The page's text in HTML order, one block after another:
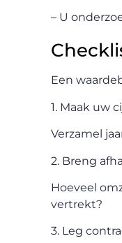
– U
Een
1. Maak uw
Verzamel
2. Breng
Hoeveel
vertrekt?
3. Leg